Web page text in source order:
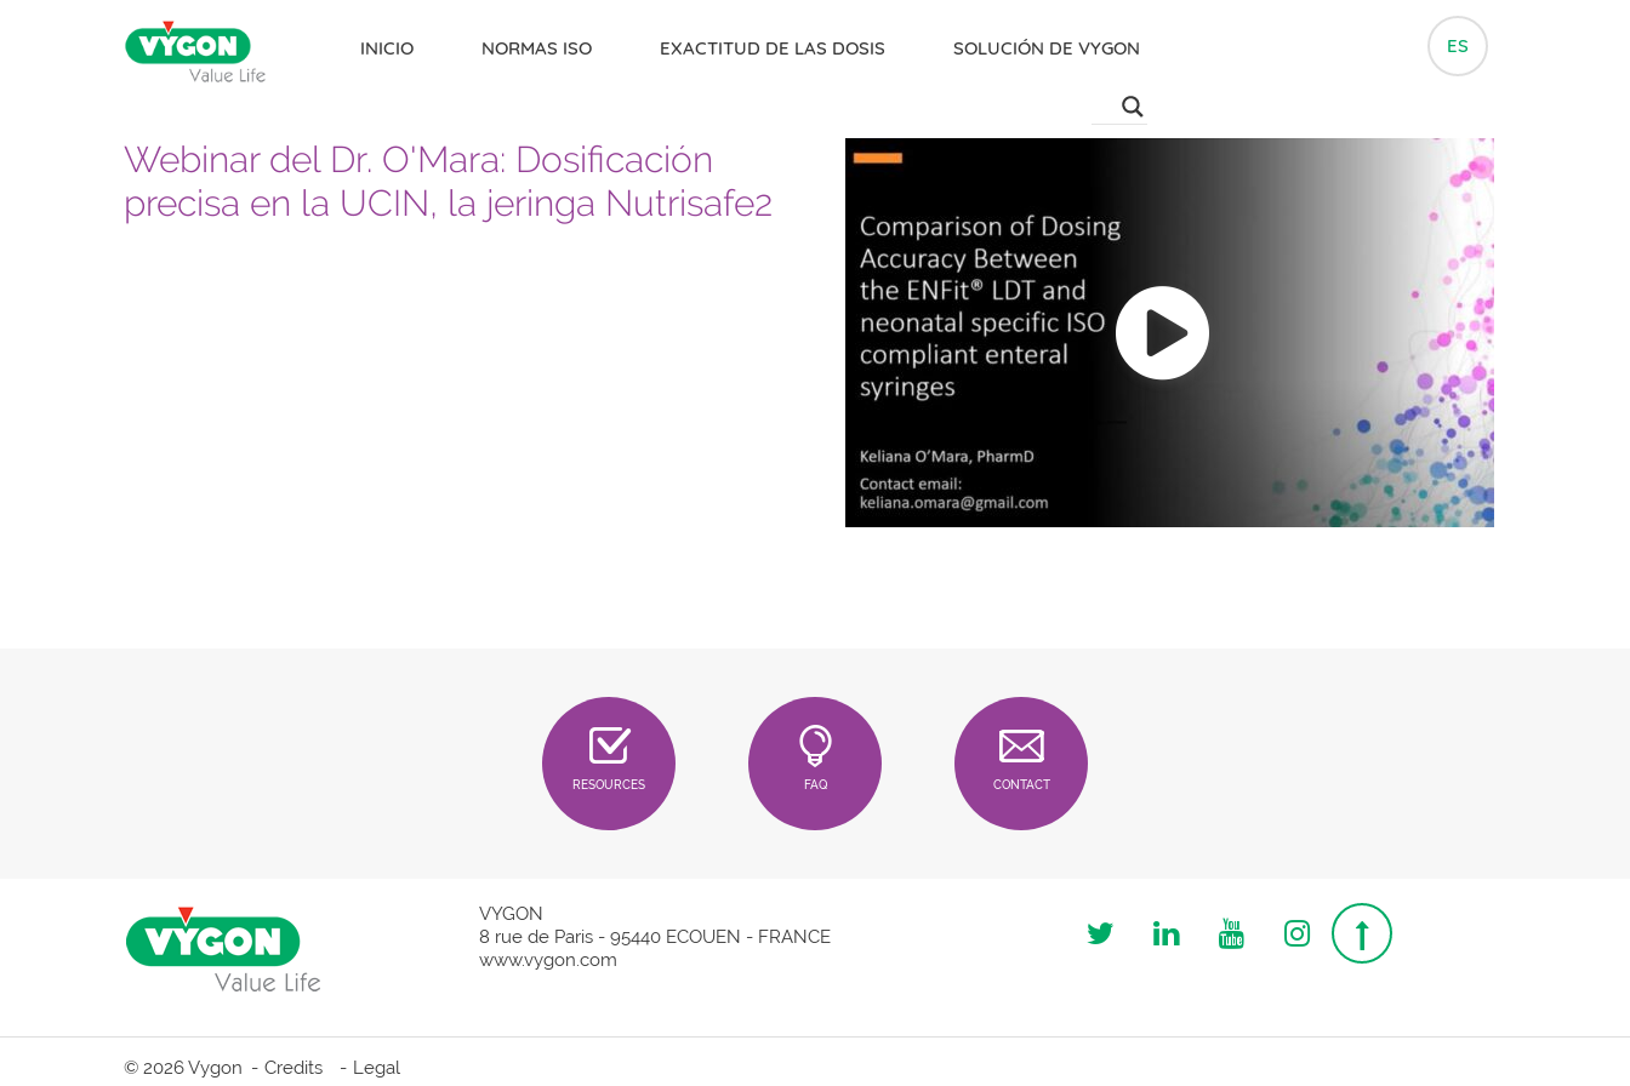
INICIO NORMAS ISO EXACTITUD DE LAS DOSIS SOLUCIÓN DE VYGON ES
Webinar del Dr. O'Mara: Dosificación
precisa en la UCIN, la jeringa Nutrisafe2
RESOURCES FAQ CONTACT
VYGON
8 rue de Paris - 95440 ECOUEN - FRANCE
www.vygon.com
Follow us on Twitter
Follow us on Linkedin
Follow us on Youtube
Follow us on
Top page
© 2026 Vygon Credits Legal